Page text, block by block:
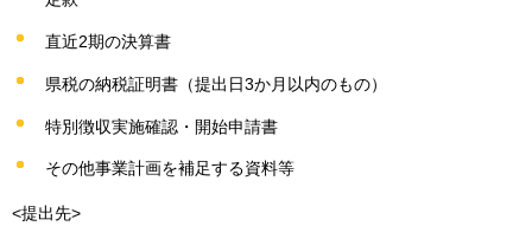
直近2期の決算書
県税の納税証明書（提出日3か月以内のもの）
特別徴収実施確認・開始申請書
その他事業計画を補足する資料等
<提出先>